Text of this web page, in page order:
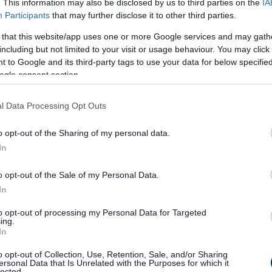
This information may also be disclosed by us to third parties on the
Participants that may further disclose it to other third parties.
that this website/app uses one or more Google services and may
but not limited to your visit or usage behaviour. You may
to Google and its third-party tags to use your data for below
consent section.
Data Processing Opt Outs
opt-out of the Sharing of my personal data.
opt-out of the Sale of my Personal Data.
opt-out of processing my Personal Data for Targeted
opt-out of Collection, Use, Retention, Sale, and/or Sharing
Data that Is Unrelated with the Purposes for which it
yn cael ei anfon gan y Swyddog Diogelwch Cymunedol
i dderbyn y cais.
fod yn cyrraedd y trothwy a nodir yn y Ddeddf, a byddwch yn
sy’n bodloni’r gofyniad trothwy, bydd Panel Adolygu
i dderbyn y cais.